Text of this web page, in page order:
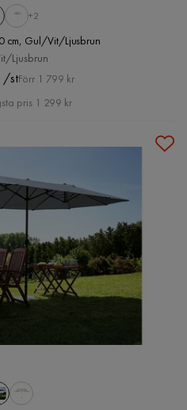
+2
cm, Gul/Vit/Ljusbrun
Ljusbrun
Pris
/st
Original
Pris
Förr 1 799 kr
pris 1 299 kr